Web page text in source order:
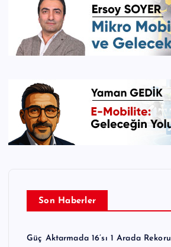
Son Haberler
Güç Aktarmada 16’sı 1 Arada Rekoru